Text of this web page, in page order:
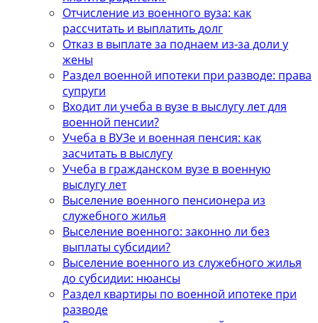
Отчисление из военного вуза: как
рассчитать и выплатить долг
Отказ в выплате за поднаем из-за доли у
жены
Раздел военной ипотеки при разводе: права
супруги
Входит ли учеба в вузе в выслугу лет для
военной пенсии?
Учеба в ВУЗе и военная пенсия: как
засчитать в выслугу
Учеба в гражданском вузе в военную
выслугу лет
Выселение военного пенсионера из
служебного жилья
Выселение военного: законно ли без
выплаты субсидии?
Выселение военного из служебного жилья
до субсидии: нюансы
Раздел квартиры по военной ипотеке при
разводе